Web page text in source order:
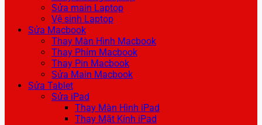
Sửa main Laptop
Vệ sinh Laptop
Sửa Macbook
Thay Màn Hình Macbook
Thay Phím Macbook
Thay Pin Macbook
Sửa Main Macbook
Sửa Tablet
Sửa iPad
Thay Màn Hình iPad
Thay Mặt Kính iPad